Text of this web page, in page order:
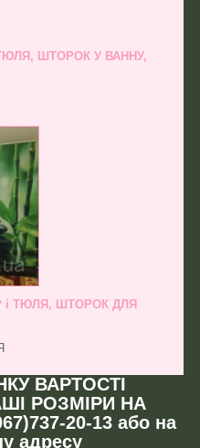
ШТОРОК У ВАННУ,
і ТЮЛЯ, ШТОРОК ДЛЯ
ВАРТОСТІ
РОЗМІРИ НА
20-13 або на
адресу